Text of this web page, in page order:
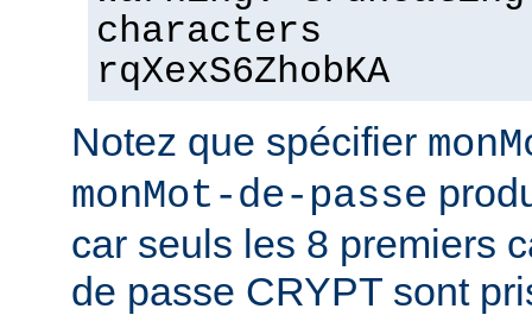
characters
rqXexS6ZhobKA
Notez que spécifier
monMot-de-passe
car seuls les 8 premiers
de passe CRYPT sont